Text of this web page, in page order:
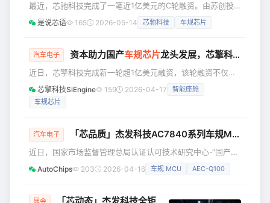
的全栈「芯」突破。 苏产投成立于2025年，由苏州国投集团
控股，元禾控股、苏
最近，芯驰科技完成了一笔近1亿美元的C轮融资。由苏创投
领投，陕汽鸿德、亦庄国投等知名机构跟投。 截至目前，芯
术：不跟风做低端，死磕“高可靠” 很多国产芯片喜欢做便宜的
致。 它的全系列芯片拿下了德国莱茵TÜV ISO 26262 AS
是说芯语 165 2026-05-14 芯驰科技 车规芯片
汽车电子 资本助力国产车规芯片龙头发展，芯擎科技完成新一轮融资
近日，芯擎科技完成新一轮超1亿美元融资，该轮融资不仅获
得多家新战略投资者入局，也得到了现有股东的持续加码，充
分彰显了市场对芯擎科技发展前景的高度认可。 芯擎科技的
局，使芯擎从“芯片提供商”向“智能出行算力平台”加速迈进。
战略股东信心入局，老股东持续加注 新一轮融资由京铭资本
等联合领投，还
芯擎科技SiEngine 159 2026-04-17
智能座舱
车规芯片
汽车电子 「芯品质」杰发科技AC7840系列车规MCU通过国家级汽车芯片认证审查
近日，国家市场监督管理总局认证认可技术研究中心-“国产汽
车芯片产业化应用及质量提升”项目应用例工作组，公布了最
新汽车芯片认证审查结果。四维图新旗下杰发科技的
规级MCU芯片，凭借出色的综合性能、质量品质和市场应
AutoChips 203 2026-04-16 车规 MCU AEC-Q100